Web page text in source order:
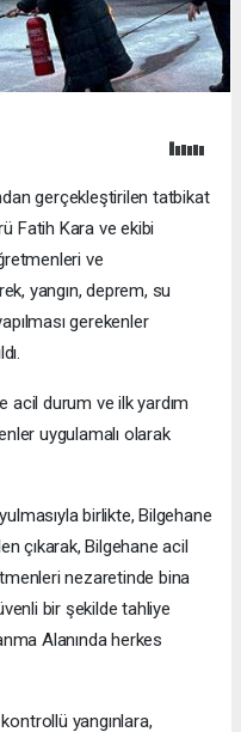
gerçekleştirilen tatbikat
Fatih Kara ve ekibi
ve
yangın, deprem, su
gerekenler
acil durum ve ilk yardım
uygulamalı olarak
birlikte, Bilgehane
çıkarak, Bilgehane acil
nezaretinde bina
bir şekilde tahliye
Alanında herkes
yangınlara,